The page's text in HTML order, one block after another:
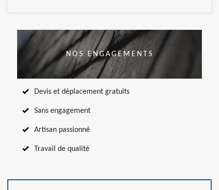
NOS ENGAGEMENTS
Devis et déplacement gratuits
Sans engagement
Artisan passionné
Travail de qualité